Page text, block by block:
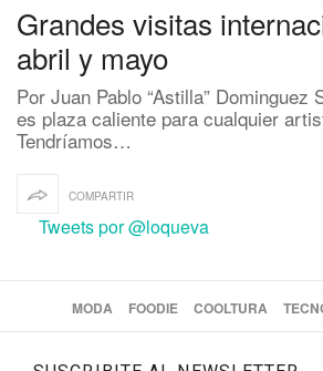
Grandes visitas
abril y mayo
Por Juan Pablo “Astilla” Dominguez
es plaza caliente para cualquier
Tendríamos…
COMPARTIR
Tweets por @loqueva
MODA FOODIE COOLTURA